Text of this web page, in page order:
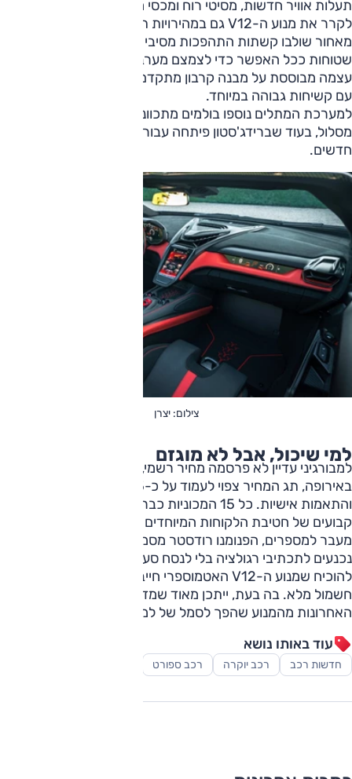
תעלות אוויר חדשות, מסיטי רוח ומכסי מנוע שתוכננו במיוחד כדי
לקרר את מנוע ה-V12 גם במהירויות תובעניות.
מאחור שולבו קשתות התהפכות מסיבי פחמן שתוכננו להיות
שטוחות ככל האפשר כדי לצמצם מערבולות אוויר. גם השלדה
עצמה מבוססת על מבנה קרבון מתקדם בהשראת עולם התעופה,
עם קשיחות גבוהה במיוחד.
למערכת המתלים נוספו בולמים מתכווננים ידנית בסגנון מכוניות
מסלול, בעוד שברידג'סטון פיתחה עבור המכונית צמיגים ייעודיים
חדשים.
צילום: יצרן
למי שיכול, אבל לא מוגזם
למבורגיני עדיין לא פרסמה מחיר רשמי, אבל לפי הערכות
והתאמות אישיות. כל 15 המכוניות כבר הוקצו למאגר קונים
קבועים של חטיבת הלקוחות המיוחדים של החברה.
מעבר למספרים, הפנומנו רודסטר מסמנת שהאיטלקים לא
נכנעים לתכתיבי רגולציה בלי לנסח סעיפים משלהם. זה ניסיון
להוכיח שמנוע ה-V12 האטמוספרי חייב להמשיך, גם בעידן של
חשמול מלא. בה בעת, ייתכן מאוד שמדובר גם באחת הפרידות
האחרונות מהמנוע שהפך לסמל של למבורגיני מאז המיורה.
עוד באותו נושא
חדשות רכב רכב יוקרה רכב ספורט